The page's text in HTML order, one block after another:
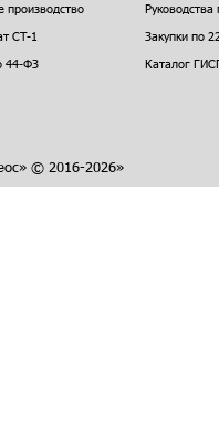
производство
СТ-1
44-ФЗ
Закупки по
Каталог
© 2016-2026»